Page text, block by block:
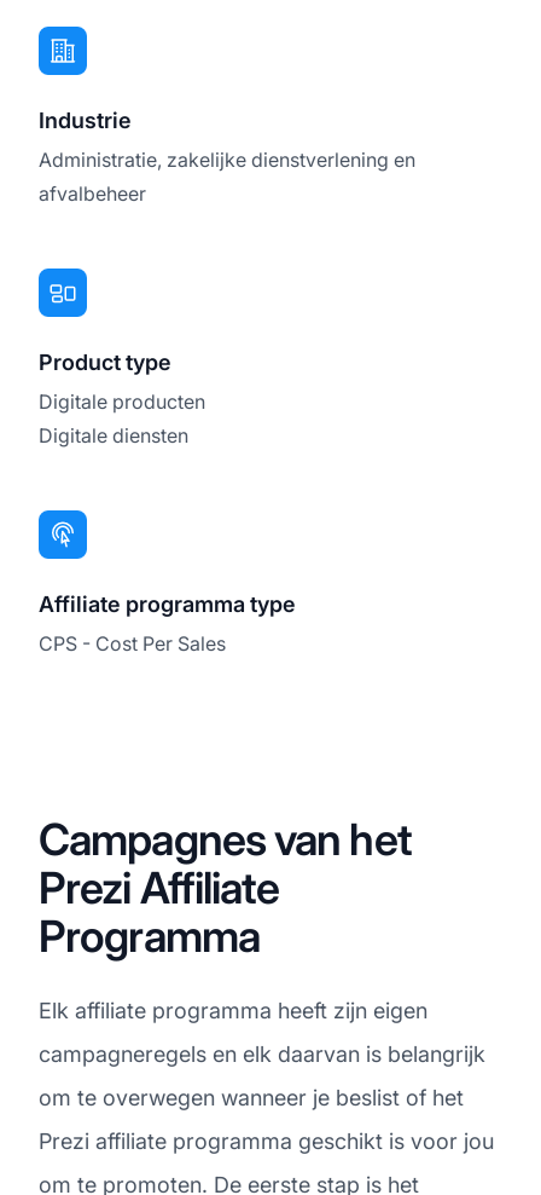
Industrie
Administratie, zakelijke dienstverlening en
afvalbeheer
Product type
Digitale producten
Digitale diensten
Affiliate programma type
CPS - Cost Per Sales
Campagnes van het
Prezi Affiliate
Programma
Elk affiliate programma heeft zijn eigen
campagneregels en elk daarvan is belangrijk
om te overwegen wanneer je beslist of het
Prezi affiliate programma geschikt is voor jou
om te promoten. De eerste stap is het